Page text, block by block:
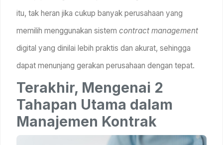
itu, tak heran jika cukup banyak perusahaan yang
memilih menggunakan sistem contract management
digital yang dinilai lebih praktis dan akurat, sehingga
dapat menunjang gerakan perusahaan dengan tepat.
Terakhir, Mengenai 2
Tahapan Utama dalam
Manajemen Kontrak